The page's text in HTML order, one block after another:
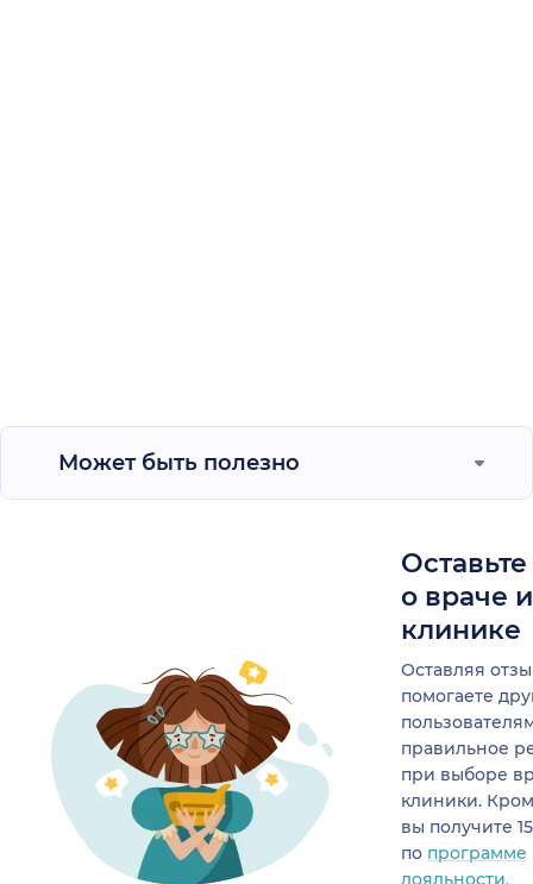
Может быть полезно
о враче
клинике
Оставляя
помогаете
правильное
при выборе
клиники.
вы получите
по программе
лояльности.